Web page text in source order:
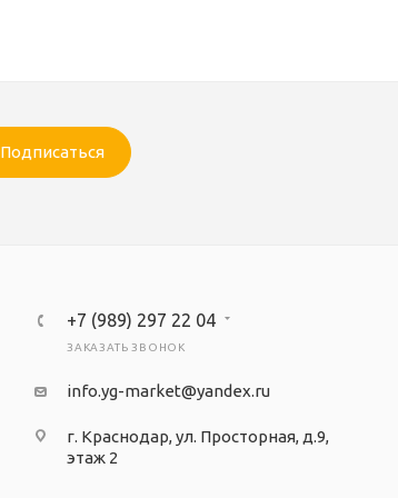
Подписаться
+7 (989) 297 22 04
ЗАКАЗАТЬ ЗВОНОК
info.yg-market@yandex.ru
г. Краснодар, ул. Просторная, д.9,
этаж 2